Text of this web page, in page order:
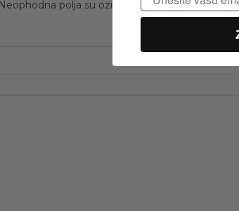
Neophodna polja su označena *